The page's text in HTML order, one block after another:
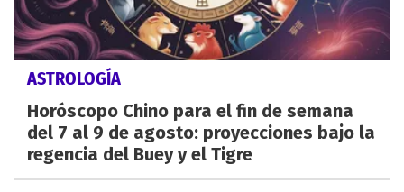
ASTROLOGÍA
Horóscopo Chino para el fin de semana
del 7 al 9 de agosto: proyecciones bajo la
regencia del Buey y el Tigre